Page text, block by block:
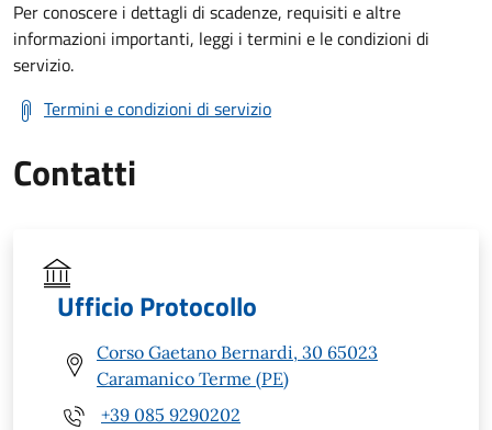
Per conoscere i dettagli di scadenze, requisiti e altre
informazioni importanti, leggi i termini e le condizioni di
servizio.
Termini e condizioni di servizio
Contatti
Ufficio Protocollo
Corso Gaetano Bernardi, 30 65023
Caramanico Terme (PE)
+39 085 9290202